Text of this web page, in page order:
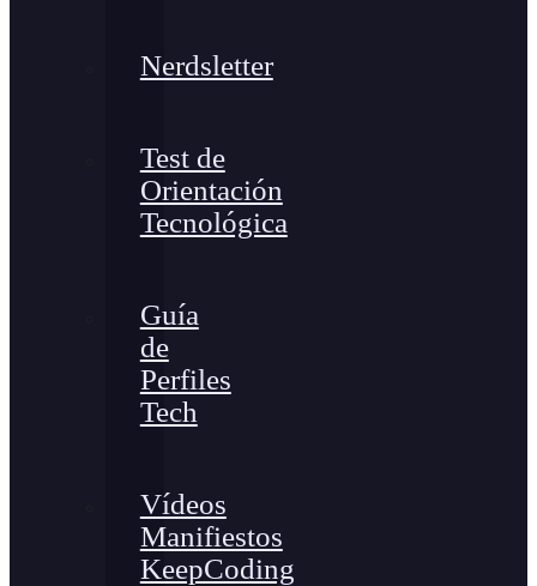
Nerdsletter
Test de
Orientación
Tecnológica
Guía
de
Perfiles
Tech
Vídeos
Manifiestos
KeepCoding